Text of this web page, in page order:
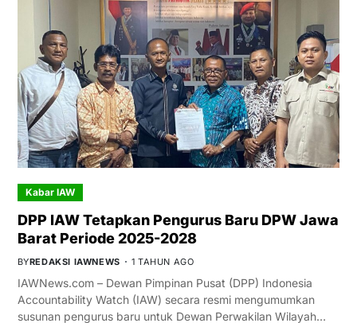
Kabar IAW
DPP IAW Tetapkan Pengurus Baru DPW Jawa
Barat Periode 2025-2028
BYREDAKSI IAWNEWS 1 TAHUN AGO
IAWNews.com – Dewan Pimpinan Pusat (DPP) Indonesia
Accountability Watch (IAW) secara resmi mengumumkan
susunan pengurus baru untuk Dewan Perwakilan Wilayah…